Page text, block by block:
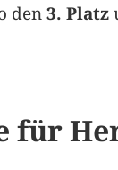
den3. Platz
für